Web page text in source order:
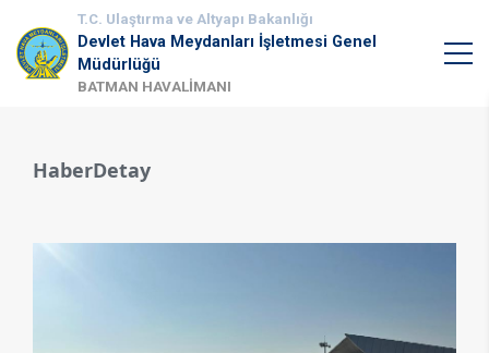
T.C. Ulaştırma ve Altyapı Bakanlığı
Devlet Hava Meydanları İşletmesi Genel
Müdürlüğü
BATMAN HAVALİMANI
HaberDetay